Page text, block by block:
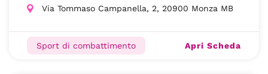
Via Tommaso Campanella, 2, 20900 Monza MB
Sport di combattimento Apri Scheda